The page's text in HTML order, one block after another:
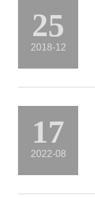
25
2018-12
17
2022-08